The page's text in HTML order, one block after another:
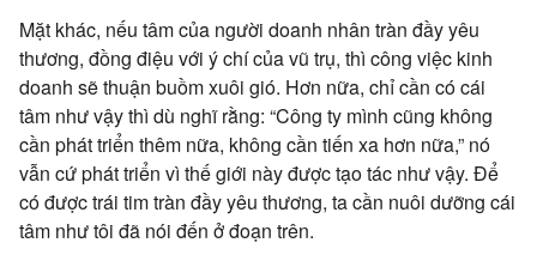
Mặt khác, nếu tâm của người doanh nhân tràn đầy yêu
thương, đồng điệu với ý chí của vũ trụ, thì công việc kinh
doanh sẽ thuận buồm xuôi gió. Hơn nữa, chỉ cần có cái
tâm như vậy thì dù nghĩ rằng: “Công ty mình cũng không
cần phát triển thêm nữa, không cần tiến xa hơn nữa,” nó
vẫn cứ phát triển vì thế giới này được tạo tác như vậy. Để
có được trái tim tràn đầy yêu thương, ta cần nuôi dưỡng cái
tâm như tôi đã nói đến ở đoạn trên.